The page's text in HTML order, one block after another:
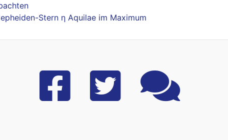
Stern η Aquilae im Maximum